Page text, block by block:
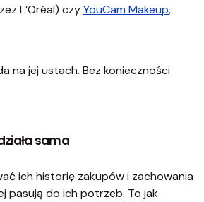
L’Oréal) czyYouCam Makeup,
na jej ustach. Bez konieczności
sama
ich historię zakupów i zachowania
pasują do ich potrzeb. To jak